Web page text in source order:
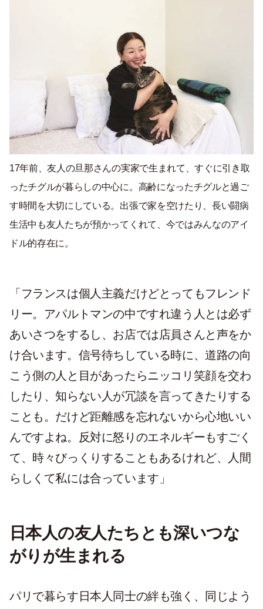
17年前、友人の旦那さんの実家で生まれて、すぐに引き取
ったチグルが暮らしの中心に。高齢になったチグルと過ご
す時間を大切にしている。出張で家を空けたり、長い闘病
生活中も友人たちが預かってくれて、今ではみんなのアイ
ドル的存在に。
「フランスは個人主義だけどとってもフレンド
リー。アパルトマンの中ですれ違う人とは必ず
あいさつをするし、お店では店員さんと声をか
け合います。信号待ちしている時に、道路の向
こう側の人と目があったらニッコリ笑顔を交わ
したり、知らない人が冗談を言ってきたりする
ことも。だけど距離感を忘れないから心地いい
んですよね。反対に怒りのエネルギーもすごく
て、時々びっくりすることもあるけれど、人間
らしくて私には合っています」
日本人の友人たちとも深いつな
がりが生まれる
パリで暮らす日本人同士の絆も強く、同じよう